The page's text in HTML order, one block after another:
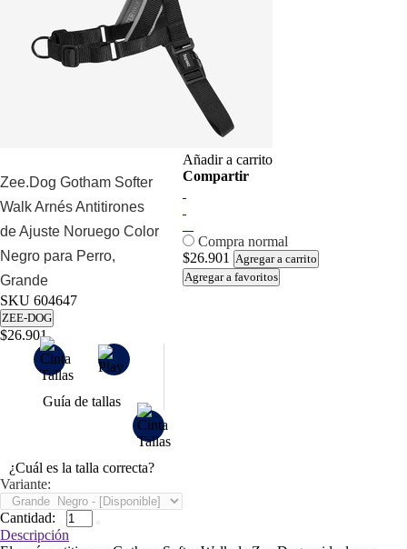
Zee.Dog Gotham Softer
Walk Arnés Antitirones
de Ajuste Noruego Color
Negro para Perro,
Grande
SKU 604647
ZEE-DOG
$26.901
Guía de tallas
¿Cuál es la talla correcta?
Variante:
Cantidad:
Añadir a carrito
Compartir
Compra normal
$26.901 Agregar a carrito
Agregar a favoritos
Descripción